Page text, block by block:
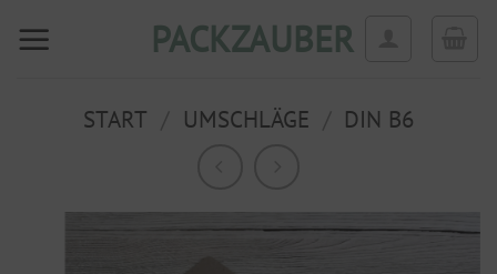
Inhalt
PACKZAUBER
START UMSCHLÄGE DIN B6